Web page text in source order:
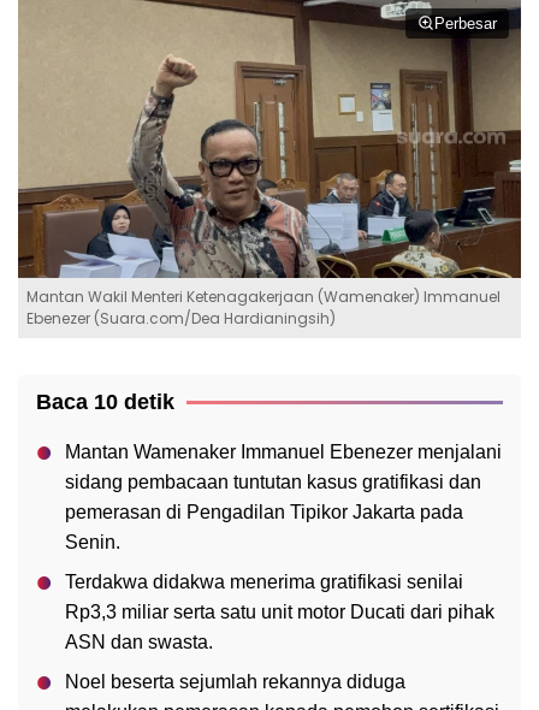
Perbesar
Mantan Wakil Menteri Ketenagakerjaan (Wamenaker) Immanuel
Ebenezer (Suara.com/Dea Hardianingsih)
Baca 10 detik
Mantan Wamenaker Immanuel Ebenezer menjalani
sidang pembacaan tuntutan kasus gratifikasi dan
pemerasan di Pengadilan Tipikor Jakarta pada
Senin.
Terdakwa didakwa menerima gratifikasi senilai
Rp3,3 miliar serta satu unit motor Ducati dari pihak
ASN dan swasta.
Noel beserta sejumlah rekannya diduga